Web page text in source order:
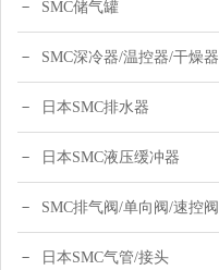
SMC储气罐
SMC深冷器/温控器/干燥器
日本SMC排水器
日本SMC液压缓冲器
SMC排气阀/单向阀/速控阀
日本SMC气管/接头